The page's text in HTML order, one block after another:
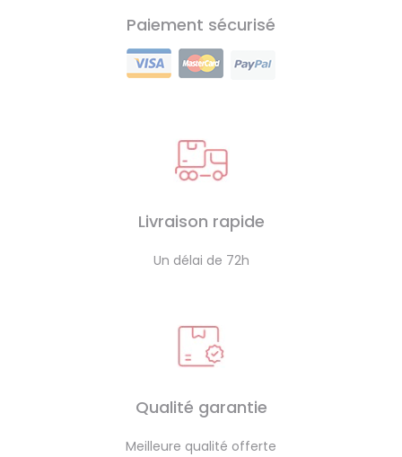
Paiement sécurisé
Livraison rapide
Un délai de 72h
Qualité garantie
Meilleure qualité offerte